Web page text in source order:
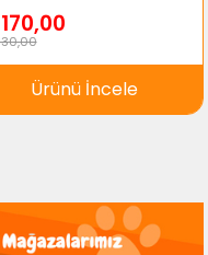
Ürünü İncele